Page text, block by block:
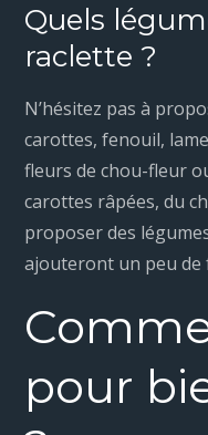
Quels
raclette ?
N’hésitez pas à
carottes, fenouil,
fleurs de chou-fleur
carottes râpées, du
proposer des
ajouteront un peu de
pour